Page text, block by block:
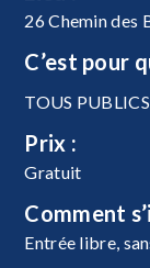
26 Chemin des
C’est pour
TOUS
Prix :
Gratuit
Comment
Entrée libre,